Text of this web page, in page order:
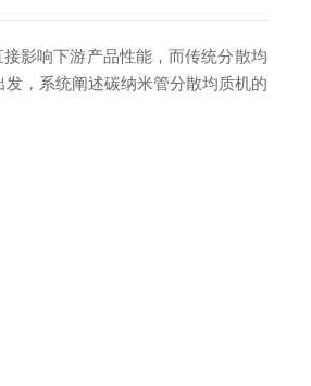
影响下游产品性能，而传统分散均
发，系统阐述碳纳米管分散均质机的